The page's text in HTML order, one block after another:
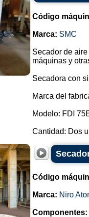
Código
Marca: SMC
Secador de
máquinas y
Secadora con
Marca del
Modelo: FDI
Cantidad: Dos
Código
Marca: Niro
Componentes: